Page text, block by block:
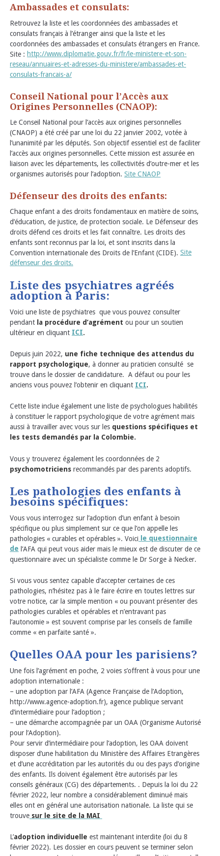
Ambassades et consulats:
Retrouvez la liste et les coordonnées des ambassades et
consulats français à l’étranger ainsi que la liste et les
coordonnées des ambassades et consulats étrangers en France.
Site : http://www.diplomatie.gouv.fr/fr/le-ministere-et-son-
reseau/annuaires-et-adresses-du-ministere/ambassades-et-
consulats-francais-a/
Conseil National pour l’Accès aux
Origines Personnelles (CNAOP):
Le Conseil National pour l’accès aux origines personnelles
(CNAOP) a été créé par une loi du 22 janvier 2002, votée à
l’unanimité par les députés. Son objectif essentiel est de faciliter
l’accès aux origines personnelles. Cette mission est assurée en
liaison avec les départements, les collectivités d’outre-mer et les
organismes autorisés pour l’adoption. Site CNAOP
Défenseur des droits des enfants:
Chaque enfant a des droits fondamentaux en matière de soins,
d’éducation, de justice, de protection sociale. Le Défenseur des
droits défend ces droits et les fait connaître. Les droits des
enfants sont reconnus par la loi, et sont inscrits dans la
Convention internationale des Droits de l’Enfant (CIDE). Site
défenseur des droits.
Liste des psychiatres agréés
adoption à Paris:
Voici une liste de psychiatres que vous pouvez consulter
pendant la procédure d’agrément ou pour un soutien
ultérieur en cliquant ICI.
Depuis juin 2022, une fiche technique des attendus du
rapport psychologique, à donner au praticien consulté se
trouve dans le dossier de candidature. A défaut ou pour les
anciens vous pouvez l’obtenir en cliquant ICI.
Cette liste inclue également une liste de psychologues habilités
à constituer le rapport psychologique de votre agrément mais
aussi à travailler avec vous sur les questions spécifiques et
les tests demandés par la Colombie.
Vous y trouverez également les coordonnées de 2
psychomotriciens recommandés par des parents adoptifs.
Les pathologies des enfants à
besoins spécifiques:
Vous vous interrogez sur l’adoption d’un enfant à besoin
spécifique ou plus simplement sur ce que l’on appelle les
pathologies « curables et opérables ». Voici le questionnaire
de l’AFA qui peut vous aider mais le mieux est de discuter de ce
questionnaire avec un spécialiste comme le Dr Sorge à Necker.
Si vous vous sentez capable d’accepter certaines de ces
pathologies, n’hésitez pas à le faire écrire en toutes lettres sur
votre notice, car la simple mention « ou pouvant présenter des
pathologies curables et opérables et n’entravant pas
l’autonomie » est souvent comprise par les conseils de famille
comme « en parfaite santé ».
Quelles OAA pour les parisiens?
Une fois l’agrément en poche, 2 voies s’offrent à vous pour une
adoption internationale :
– une adoption par l’AFA (Agence Française de l’Adoption,
http://www.agence-adoption.fr), agence publique servant
d’intermédiaire pour l’adoption ;
– une démarche accompagnée par un OAA (Organisme Autorisé
pour l’Adoption).
Pour servir d’intermédiaire pour l’adoption, les OAA doivent
disposer d’une habilitation du Ministère des Affaires Etrangères
et d’une accréditation par les autorités du ou des pays d’origine
des enfants. Ils doivent également être autorisés par les
conseils généraux (CG) des départements. . Depuis la loi du 22
février 2022, leur nombre a considérablement diminué mais
elles ont en général une autorisation nationale. La liste qui se
trouve sur le site de la MAI
L’adoption individuelle est maintenant interdite (loi du 8
février 2022). Les dossier en cours peuvent se terminer selon